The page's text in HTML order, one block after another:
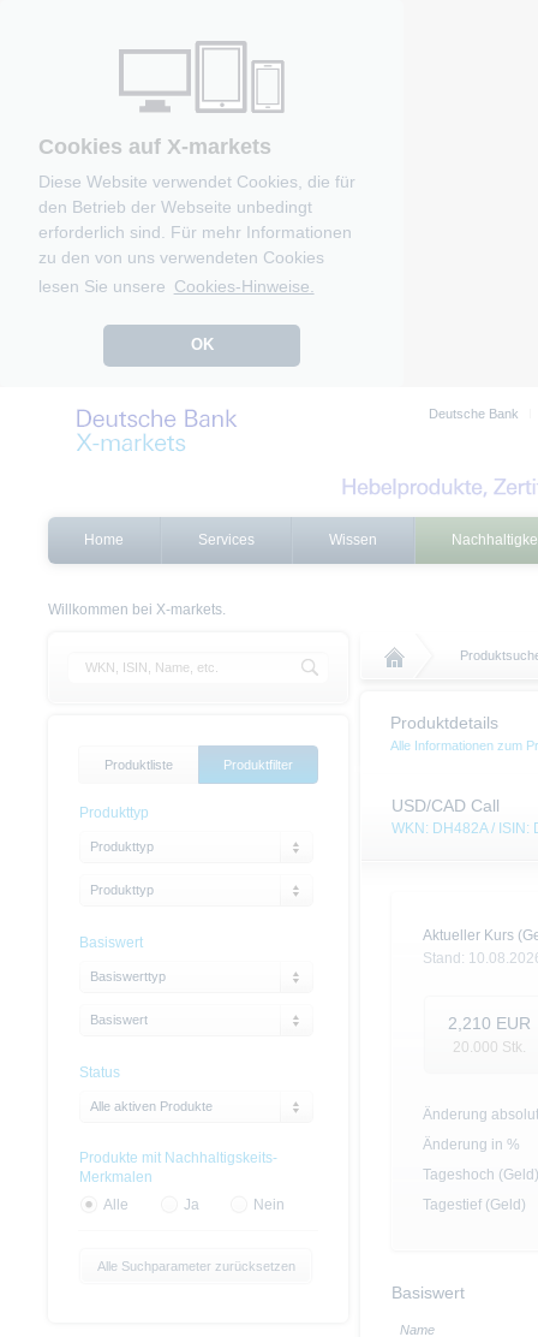
Cookies auf X-markets
Diese Website verwendet Cookies, die für
den Betrieb der Webseite unbedingt
erforderlich sind. Für mehr Informationen
zu den von uns verwendeten Cookies
lesen Sie unsere Cookies-Hinweise.
OK
Deutsche Bank
Home Services Wissen
Willkommen bei X-markets.
Produktdetails
Alle Informationen zum
USD/CAD Call
WKN: DH482A / ISIN:
Aktueller Kurs
Stand:
2,210 EUR
20.000 Stk.
Änderung absolut
Änderung in %
Tageshoch (Geld)
Tagestief (Geld)
Basiswert
Name
Produktliste Produktfilter
Produkttyp
Produkttyp
Produkttyp
Basiswert
Basiswerttyp
Basiswert
Status
Alle aktiven Produkte
Produkte mit Nachhaltigskeits-
Merkmalen
Alle
Ja Nein
Alle Suchparameter zurücksetzen